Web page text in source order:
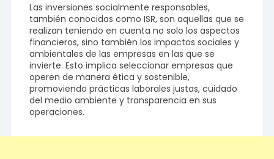
Las inversiones socialmente responsables,
también conocidas como ISR, son aquellas que se
realizan teniendo en cuenta no solo los aspectos
financieros, sino también los impactos sociales y
ambientales de las empresas en las que se
invierte. Esto implica seleccionar empresas que
operen de manera ética y sostenible,
promoviendo prácticas laborales justas, cuidado
del medio ambiente y transparencia en sus
operaciones.